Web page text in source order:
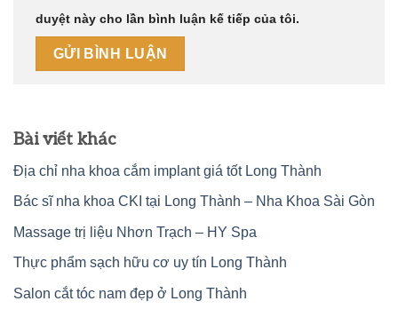
duyệt này cho lần bình luận kế tiếp của tôi.
Bài viết khác
Địa chỉ nha khoa cắm implant giá tốt Long Thành
Bác sĩ nha khoa CKI tại Long Thành – Nha Khoa Sài Gòn
Massage trị liệu Nhơn Trạch – HY Spa
Thực phẩm sạch hữu cơ uy tín Long Thành
Salon cắt tóc nam đẹp ở Long Thành